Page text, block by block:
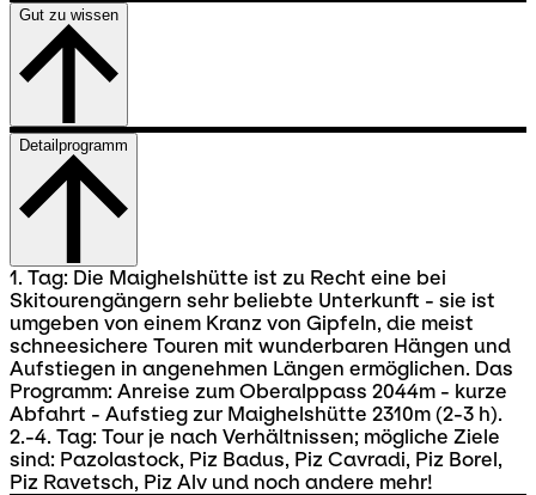
Gut zu wissen
Detailprogramm
1. Tag: Die Maighelshütte ist zu Recht eine bei
Skitourengängern sehr beliebte Unterkunft - sie ist
umgeben von einem Kranz von Gipfeln, die meist
schneesichere Touren mit wunderbaren Hängen und
Aufstiegen in angenehmen Längen ermöglichen. Das
Programm: Anreise zum Oberalppass 2044m - kurze
Abfahrt - Aufstieg zur Maighelshütte 2310m (2-3 h).
2.-4. Tag: Tour je nach Verhältnissen; mögliche Ziele
sind: Pazolastock, Piz Badus, Piz Cavradi, Piz Borel,
Piz Ravetsch, Piz Alv und noch andere mehr!